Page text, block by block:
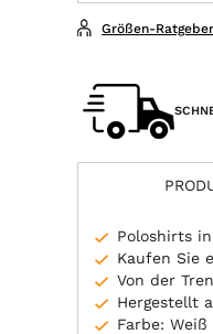
Größen-Ratgeber
Poloshirts
Kaufen Sie
Von der
Hergestellt
Farbe: Weiß